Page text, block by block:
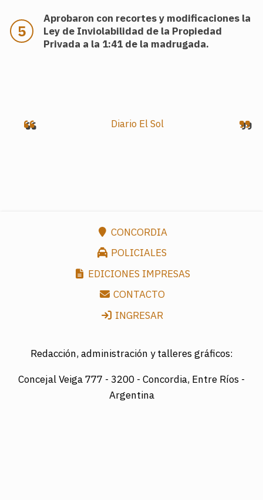
Aprobaron con recortes y modificaciones la
Ley de Inviolabilidad de la Propiedad
Privada a la 1:41 de la madrugada.
Diario El Sol
CONCORDIA
POLICIALES
EDICIONES IMPRESAS
CONTACTO
INGRESAR
Redacción, administración y talleres gráficos:
Concejal Veiga 777 - 3200 - Concordia, Entre Ríos -
Argentina